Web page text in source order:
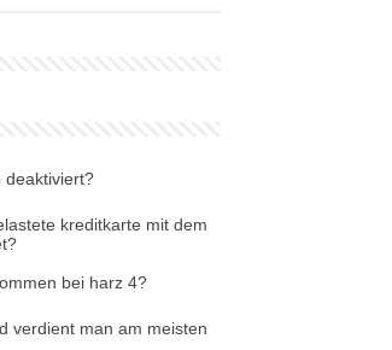
deaktiviert?
kreditkarte mit dem
bei harz 4?
verdient man am meisten